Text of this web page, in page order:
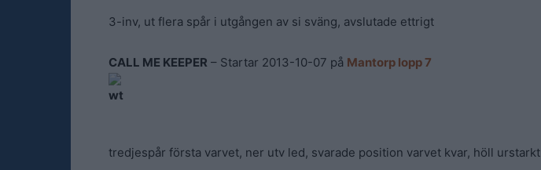
3-inv, ut flera spår i utgången av si sväng, avslutade ettrigt
CALL ME KEEPER – Startar 2013-10-07 på Mantorp lopp 7
tredjespår första varvet, ner utv led, svarade position varvet kvar, höll urstarkt